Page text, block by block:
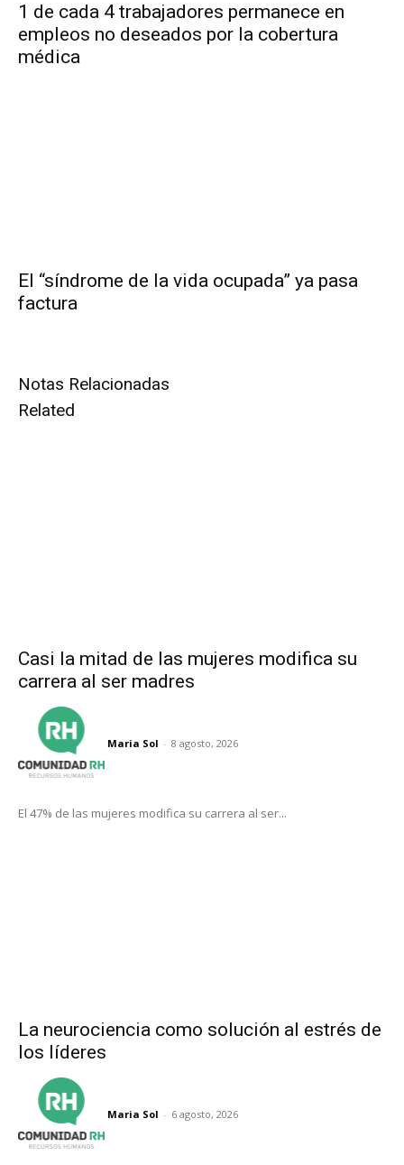
1 de cada 4 trabajadores permanece en
empleos no deseados por la cobertura
médica
El “síndrome de la vida ocupada” ya pasa
factura
Notas Relacionadas
Related
Casi la mitad de las mujeres modifica su
carrera al ser madres
Maria Sol - 8 agosto, 2026
El 47% de las mujeres modifica su carrera al ser...
La neurociencia como solución al estrés de
los líderes
Maria Sol - 6 agosto, 2026